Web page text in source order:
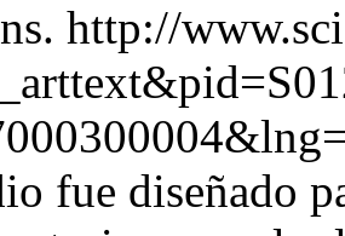
http://
fue diseñado